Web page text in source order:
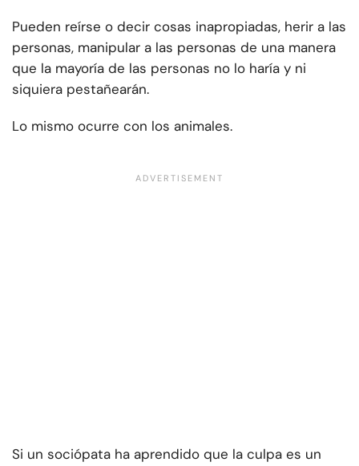
Pueden reírse o decir cosas inapropiadas, herir a las
personas, manipular a las personas de una manera
que la mayoría de las personas no lo haría y ni
siquiera pestañearán.
Lo mismo ocurre con los animales.
Si un sociópata ha aprendido que la culpa es un